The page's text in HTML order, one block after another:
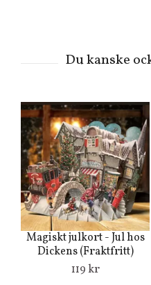
Magiskt julkort - Jul hos
Dickens (Fraktfritt)
119 kr